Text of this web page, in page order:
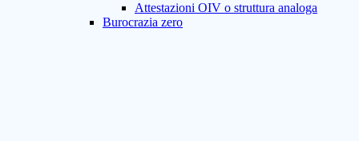
Attestazioni OIV o struttura analoga
Burocrazia zero